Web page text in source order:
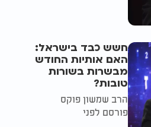
חשש כבד בישראל:
האם אותיות החודש
מבשרות בשורות
טובות?
הרב שמשון פוקס
פורסם לפני